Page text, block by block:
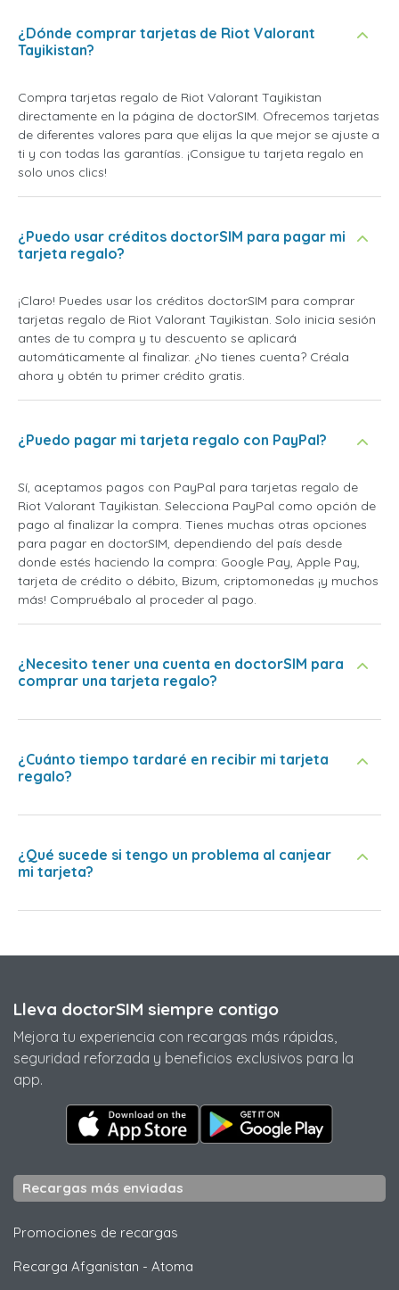
¿Dónde comprar tarjetas de Riot Valorant
Tayikistan?
Compra tarjetas regalo de Riot Valorant Tayikistan
directamente en la página de doctorSIM. Ofrecemos tarjetas
de diferentes valores para que elijas la que mejor se ajuste a
ti y con todas las garantías. ¡Consigue tu tarjeta regalo en
solo unos clics!
¿Puedo usar créditos doctorSIM para pagar mi
tarjeta regalo?
¡Claro! Puedes usar los créditos doctorSIM para comprar
tarjetas regalo de Riot Valorant Tayikistan. Solo inicia sesión
antes de tu compra y tu descuento se aplicará
automáticamente al finalizar. ¿No tienes cuenta? Créala
ahora y obtén tu primer crédito gratis.
¿Puedo pagar mi tarjeta regalo con PayPal?
Sí, aceptamos pagos con PayPal para tarjetas regalo de
Riot Valorant Tayikistan. Selecciona PayPal como opción de
pago al finalizar la compra. Tienes muchas otras opciones
para pagar en doctorSIM, dependiendo del país desde
donde estés haciendo la compra: Google Pay, Apple Pay,
tarjeta de crédito o débito, Bizum, criptomonedas ¡y muchos
más! Compruébalo al proceder al pago.
¿Necesito tener una cuenta en doctorSIM para
comprar una tarjeta regalo?
¿Cuánto tiempo tardaré en recibir mi tarjeta
regalo?
¿Qué sucede si tengo un problema al canjear
mi tarjeta?
Lleva doctorSIM siempre contigo
Mejora tu experiencia con recargas más rápidas,
seguridad reforzada y beneficios exclusivos para la
app.
Recargas más enviadas
Promociones de recargas
Recarga Afganistan - Atoma